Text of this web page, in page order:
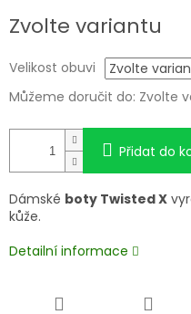
cena:
Zvolte variantu
Velikost obuvi
Můžeme doručit do: Zvolte
Přidat do
Dámské boty Twisted X
kůže.
Detailní informace